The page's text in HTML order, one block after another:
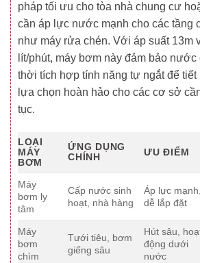
pháp tối ưu cho tòa nhà chung cư
cần áp lực nước mạnh cho các tầng
như máy rửa chén. Với áp suất 13m
lít/phút, máy bơm này đảm bảo nước
thời tích hợp tính năng tự ngắt để
lựa chọn hoàn hảo cho các cơ sở
tục.
LOẠI
MÁY
BƠM
ỨNG DỤNG
CHÍNH
ƯU ĐIỂM
Máy
bơm ly
tâm
Cấp nước sinh
hoạt, nhà hàng
Áp lực mạnh,
dễ lắp đặt
Máy
bơm
chìm
Tưới tiêu, bơm
giếng sâu
Hút sâu,
động dưới
nước